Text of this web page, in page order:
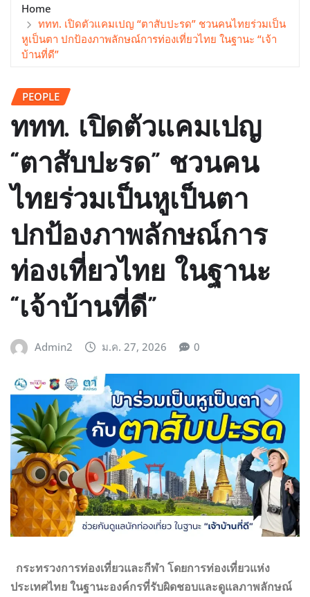
Home
ททท. เปิดตัวแคมเปญ “ตาสับปะรด” ชวนคนไทยร่วมเป็น
หูเป็นตา ปกป้องภาพลักษณ์การท่องเที่ยวไทย ในฐานะ “เจ้า
บ้านที่ดี”
PEOPLE
ททท. เปิดตัวแคมเปญ
“ตาสับปะรด” ชวนคน
ไทยร่วมเป็นหูเป็นตา
ปกป้องภาพลักษณ์การ
ท่องเที่ยวไทย ในฐานะ
“เจ้าบ้านที่ดี”
Admin2 ม.ค. 27, 2026 0
กระทรวงการท่องเที่ยวและกีฬา โดยการท่องเที่ยวแห่ง
ประเทศไทย ในฐานะองค์กรที่รับผิดชอบและดูแลภาพลักษณ์